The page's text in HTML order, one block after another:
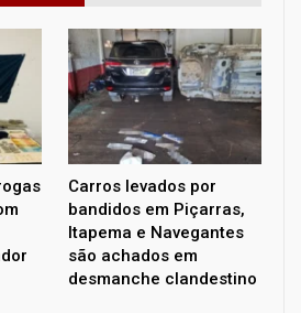
Carros levados por
bandidos em Piçarras,
Itapema e Navegantes
são achados em
desmanche clandestino